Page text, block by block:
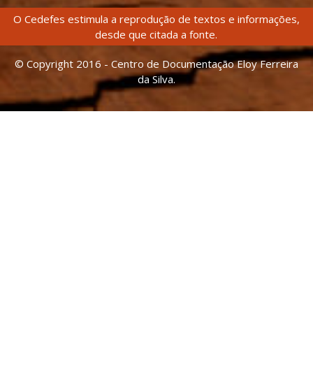
O Cedefes estimula a reprodução de textos e informações,
desde que citada a fonte.
© Copyright 2016 - Centro de Documentação Eloy Ferreira
da Silva.